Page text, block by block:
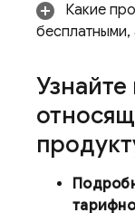
Какие
бесплатными,